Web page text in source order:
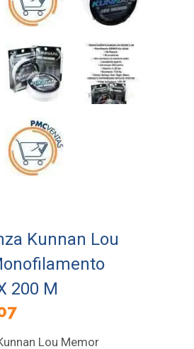
Kunnan Lou
200 M
Lou Memor